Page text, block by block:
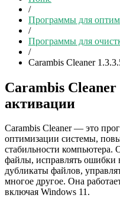
/
Программы для
/
Программы для
/
Carambis Cleaner
Carambis Cleaner
активации
Carambis Cleaner — это
оптимизации системы,
стабильности компьютера.
файлы, исправлять ошибки
дубликаты файлов,
многое другое. Она
включая Windows 11.